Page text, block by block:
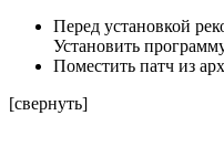
Перед установкой
Установить
Поместить патч из
[свернуть]